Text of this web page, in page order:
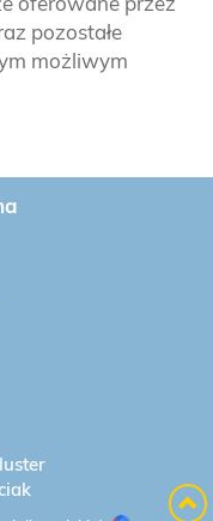
pozostałe
możliwym